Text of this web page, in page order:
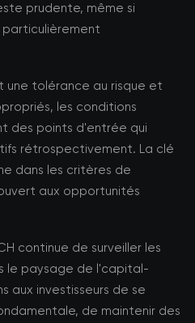
prudente, même si
une tolérance au risque et
les conditions
des points d'entrée qui
rétrospectivement. La clé
dans les critères de
aux opportunités
continue de surveiller les
le paysage de l'capital-
aux investisseurs de se
de maintenir des